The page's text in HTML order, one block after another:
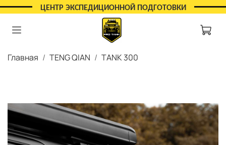
ЦЕНТР ЭКСПЕДИЦИОННОЙ ПОДГОТОВКИ
Главная TENG QIAN TANK 300